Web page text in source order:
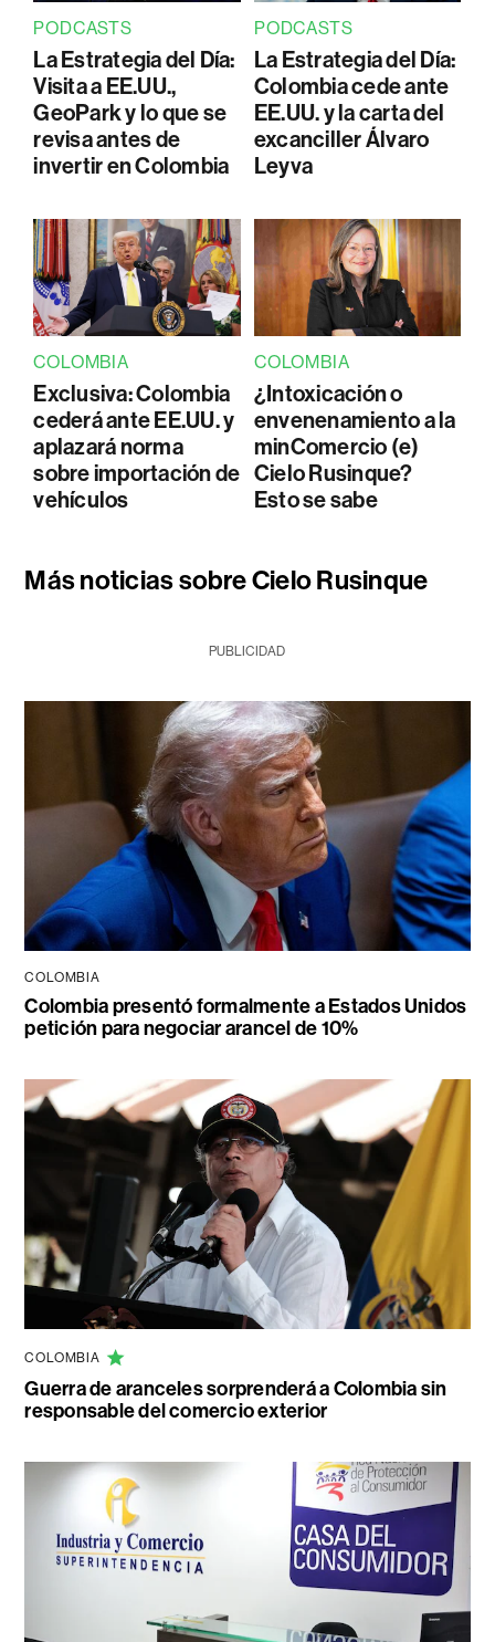
PODCASTS
La Estrategia del Día:
Visita a EE.UU.,
GeoPark y lo que se
revisa antes de
invertir en Colombia
PODCASTS
La Estrategia del Día:
Colombia cede ante
EE.UU. y la carta del
excanciller Álvaro
Leyva
COLOMBIA
Exclusiva: Colombia
cederá ante EE.UU. y
aplazará norma
sobre importación de
vehículos
COLOMBIA
¿Intoxicación o
envenenamiento a la
minComercio (e)
Cielo Rusinque?
Esto se sabe
Más noticias sobre Cielo Rusinque
PUBLICIDAD
COLOMBIA
Colombia presentó formalmente a Estados Unidos
petición para negociar arancel de 10%
COLOMBIA
Guerra de aranceles sorprenderá a Colombia sin
responsable del comercio exterior